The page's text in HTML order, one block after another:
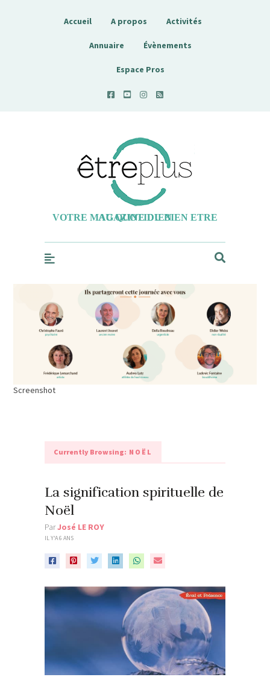
Accueil A propos Activités
Annuaire Évènements
Espace Pros
Etreplus
VOTRE MAGAZINE DU BIEN ETRE AU QUOTIDIEN
Screenshot
Currently Browsing: NOËL
La signification spirituelle de
Noël
ParJosé LE ROY
IL Y'A 6 ANS